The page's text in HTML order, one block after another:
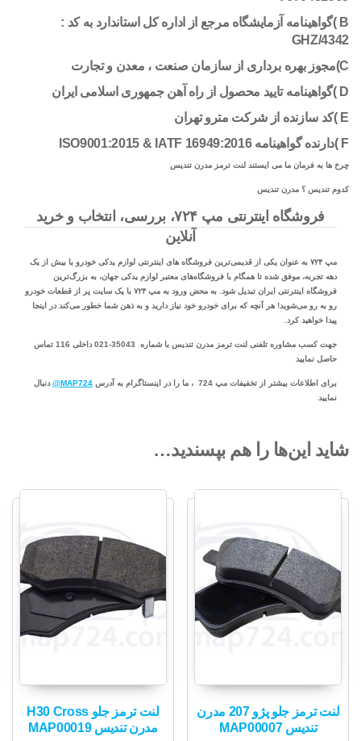
B )گواهینامه آزمایشگاه مرجع از اداره کل استاندارد به کد :
GHZ/4342
C)مجوز بهره برداری از سازمان صنعت ، معدن و تجارت
D )گواهینامه تایید محصول از راه آهن جمهوری اسلامی ایران
E )کد سازنده از شرکت مترو تهران
F )دارنده گواهینامه ISO9001:2015 & IATF 16949:2016
چرخ ها به فرمان ما می ایستند لنت ترمز مدرن تندیس
کدوم تندیس ؟ مدرن تندیس
فروشگاه اینترنتی مپ ۷۲۴، بررسی، انتخاب و خرید
آنلاین
مپ ۷۲۴ به عنوان یکی از قدیمی‌ترین فروشگاه های اینترنتی لوازم یدکی خودرو با بیش از یک
دهه تجربه، موفق شده تا همگام با فروشگاه‌های معتبر لوازم یدکی جهان، به بزرگ‌ترین
فروشگاه اینترنتی ایران تبدیل شود. به محض ورود به مپ ۷۲۴ با یک سایت پر از قطعات خودرو
رو به رو می‌شوید! هر آنچه که برای خودرو خود نیاز دارید و به ذهن شما خطور می‌کند در اینجا
پیدا خواهید کرد.
جهت کسب مشاوره تلفنی لنت ترمز مدرن تندیس با شماره 35043-021 داخلی 116 تماس
حاصل نمایید
برای اطلاعات بیشتر از تخفیفات مپ 724 ، ما را در اینستاگرام به آدرس MAP724@
دنبال
نمایید
شاید این‌ها را هم بپسندید…
لنت ترمز جلو پژو 207 مدرن
تندیس MAP00007
لنت ترمز جلو H30 Cross
مدرن تندیس MAP00019